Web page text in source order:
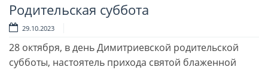
Читать далее
Родительская суббота
29.10.2023
28 октября, в день Димитриевской родительской
субботы, настоятель прихода святой блаженной